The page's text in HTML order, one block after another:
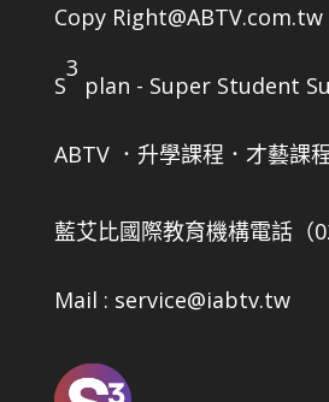
Copy Right@ABTV.com.tw
S
3
plan - Super Student
ABTV ．升學課程．才藝課
藍艾比國際教育機構電話（
Mail : service@iabtv.tw